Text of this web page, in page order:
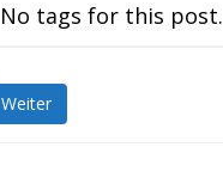
No tags for this post.
Weiter